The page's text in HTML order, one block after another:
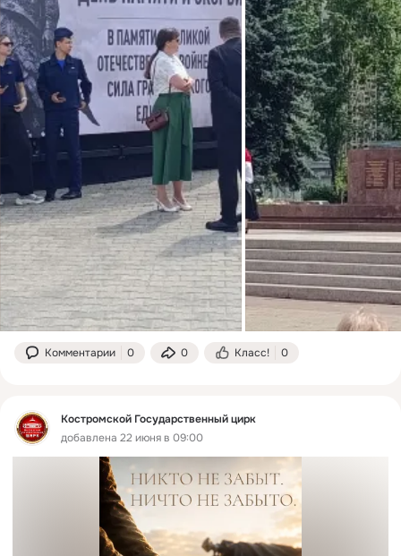
Комментарии 0 0 Класс! 0
Костромской Государственный цирк
добавлена 22 июня в 09:00